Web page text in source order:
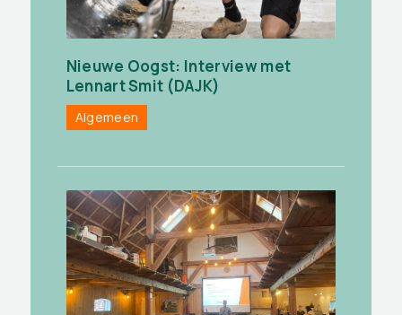
Nieuwe Oogst: Interview met
Lennart Smit (DAJK)
Algemeen